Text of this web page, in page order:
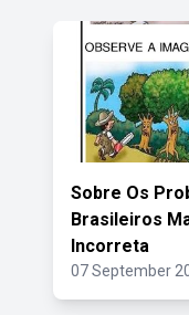
Sobre Os
Brasileiros
Incorreta
07 September